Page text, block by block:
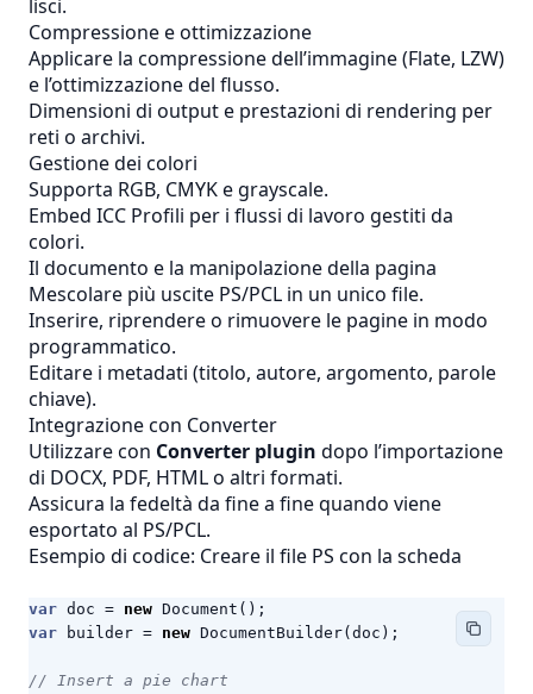
lisci.
Compressione e ottimizzazione
Applicare la compressione dell’immagine (Flate, LZW)
e l’ottimizzazione del flusso.
Dimensioni di output e prestazioni di rendering per
reti o archivi.
Gestione dei colori
Supporta RGB, CMYK e grayscale.
Embed ICC Profili per i flussi di lavoro gestiti da
colori.
Il documento e la manipolazione della pagina
Mescolare più uscite PS/PCL in un unico file.
Inserire, riprendere o rimuovere le pagine in modo
programmatico.
Editare i metadati (titolo, autore, argomento, parole
chiave).
Integrazione con Converter
Utilizzare con Converter plugin dopo l’importazione
di DOCX, PDF, HTML o altri formati.
Assicura la fedeltà da fine a fine quando viene
esportato al PS/PCL.
Esempio di codice: Creare il file PS con la scheda
var doc = new Document ();
var
builder = new DocumentBuilder( doc );
// Insert a pie chart